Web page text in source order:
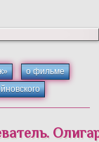
о фильме